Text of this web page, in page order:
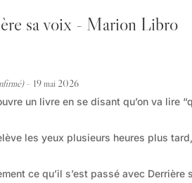
sa voix - Marion Libro
– 19 mai 2026
un livre en se disant qu’on va lire
les yeux plusieurs heures plus
ce qu’il s’est passé avec Derrière